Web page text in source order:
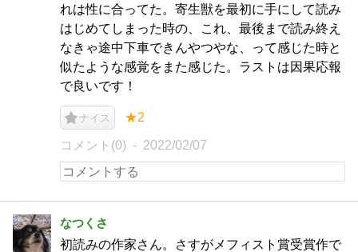
れは性に合ってた。寄生獣を最初に手にして読み
はじめてしまった時の、これ、最後まで読み終え
なきゃ途中下車できんやつやな、って感じた時と
似たような感覚をまた感じた。ラストは因果応報
で良いです！
ナイス ★2
コメント(0) 2022/02/07
なつくさ
初読みの作家さん。さすがメフィスト賞受賞作で